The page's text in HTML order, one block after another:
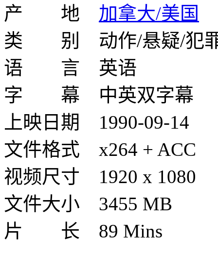
产 地 加拿大/美国
类 别 动作/悬疑/犯
语 言 英语
字 幕 中英双字幕
上映日期 1990-09-14
文件格式 x264 + ACC
视频尺寸 1920 x 1080
文件大小 3455 MB
片 长 89 Mins